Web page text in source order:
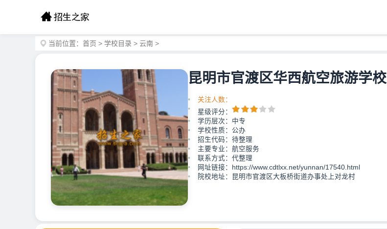
当前位置： 首页 > 学校目录 > 云南 >
昆明市官渡区华西航空旅游学校
关注人数：
星级评分：
学历层次：中专
学校性质：公办
招生代码：待整理
主要专业：航空服务
联系方式：代整理
网址链接：https://www.cdtlxx.net/yunnan/17540.html
院校地址：昆明市官渡区大板桥街道办事处上对龙村